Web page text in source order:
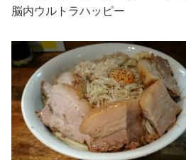
脳内ウルトラハッピー